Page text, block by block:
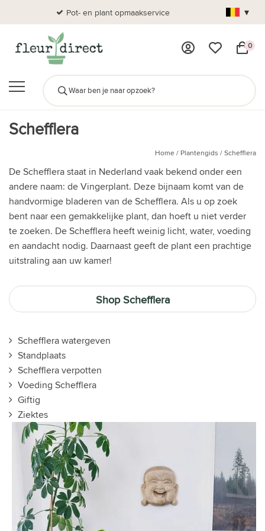
Pot- en plant opmaakservice ▾
0
Schefflera
Home/ Plantengids /Schefflera
De Schefflera staat in Nederland vaak bekend onder een
andere naam: de Vingerplant. Deze bijnaam komt van de
handvormige bladeren van de Schefflera. Als u op zoek
bent naar een gemakkelijke plant, dan hoeft u niet verder
te zoeken. De Schefflera heeft weinig licht, water, voeding
en aandacht nodig. Daarnaast geeft de plant een prachtige
uitstraling aan uw kamer!
Shop Schefflera
Schefflera watergeven
Standplaats
Schefflera verpotten
Voeding Schefflera
Giftig
Ziektes